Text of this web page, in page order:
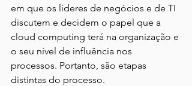
em que os líderes de negócios e de TI
discutem e decidem o papel que a
cloud computing terá na organização e
o seu nível de influência nos
processos. Portanto, são etapas
distintas do processo.